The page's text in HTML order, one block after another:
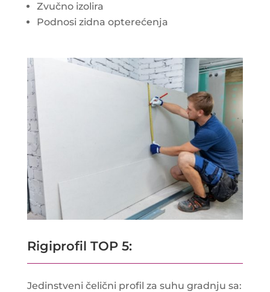
Zvučno izolira
Podnosi zidna opterećenja
Rigiprofil TOP 5:
Jedinstveni čelični profil za suhu gradnju sa: